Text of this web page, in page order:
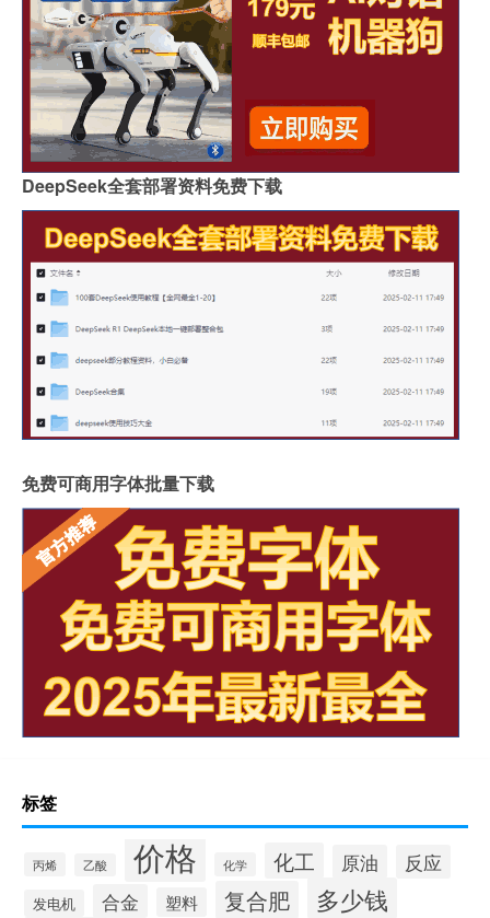
DeepSeek全套部署资料免费下载
免费可商用字体批量下载
标签
丙烯 乙酸 价格 化学 化工 原油 反应
发电机 合金 塑料 复合肥 多少钱